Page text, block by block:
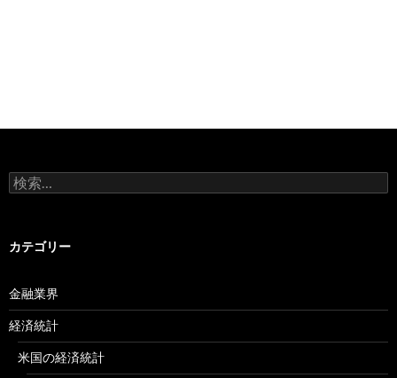
検
索:
カテゴリー
金融業界
経済統計
米国の経済統計